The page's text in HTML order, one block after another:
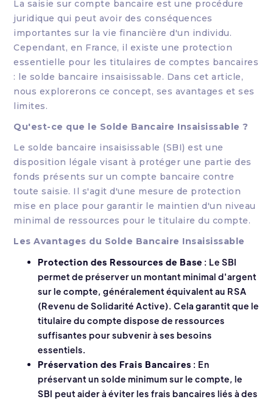
La saisie sur compte bancaire est une procédure
juridique qui peut avoir des conséquences
importantes sur la vie financière d'un individu.
Cependant, en France, il existe une protection
essentielle pour les titulaires de comptes bancaires
: le solde bancaire insaisissable. Dans cet article,
nous explorerons ce concept, ses avantages et ses
limites.
Qu'est-ce que le Solde Bancaire Insaisissable ?
Le solde bancaire insaisissable (SBI) est une
disposition légale visant à protéger une partie des
fonds présents sur un compte bancaire contre
toute saisie. Il s'agit d'une mesure de protection
mise en place pour garantir le maintien d'un niveau
minimal de ressources pour le titulaire du compte.
Les Avantages du Solde Bancaire Insaisissable
Protection des Ressources de Base : Le SBI
permet de préserver un montant minimal d'argent
sur le compte, généralement équivalent au RSA
(Revenu de Solidarité Active). Cela garantit que le
titulaire du compte dispose de ressources
suffisantes pour subvenir à ses besoins
essentiels.
Préservation des Frais Bancaires : En
préservant un solde minimum sur le compte, le
SBI peut aider à éviter les frais bancaires liés à des